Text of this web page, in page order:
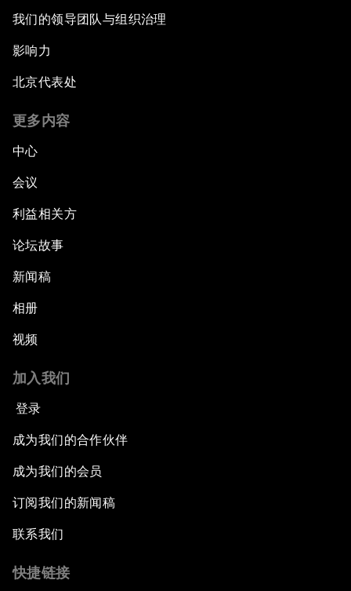
我们的领导团队与组织治理
影响力
北京代表处
更多内容
中心
会议
利益相关方
论坛故事
新闻稿
相册
视频
加入我们
登录
成为我们的合作伙伴
成为我们的会员
订阅我们的新闻稿
联系我们
快捷链接